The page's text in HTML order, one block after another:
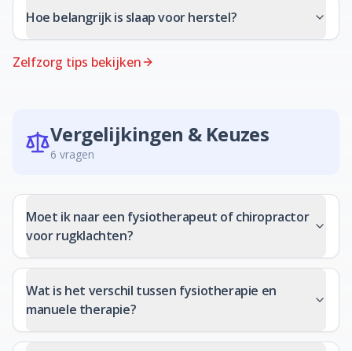
Hoe belangrijk is slaap voor herstel?
Zelfzorg tips bekijken
Vergelijkingen & Keuzes
6 vragen
Moet ik naar een fysiotherapeut of chiropractor
voor rugklachten?
Wat is het verschil tussen fysiotherapie en
manuele therapie?